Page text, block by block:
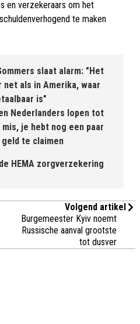
en verzekeraars om het
te maken
slaat alarm: "Het
net als in Amerika, waar
is"
Nederlanders lopen tot
mis, je hebt nog een paar
geld te claimen
HEMA zorgverzekering
Volgend artikel
Burgemeester Kyiv noemt
Russische aanval grootste
tot dusver